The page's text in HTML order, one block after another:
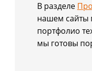
В разделе
нашем сайты
портфолио
мы готовы